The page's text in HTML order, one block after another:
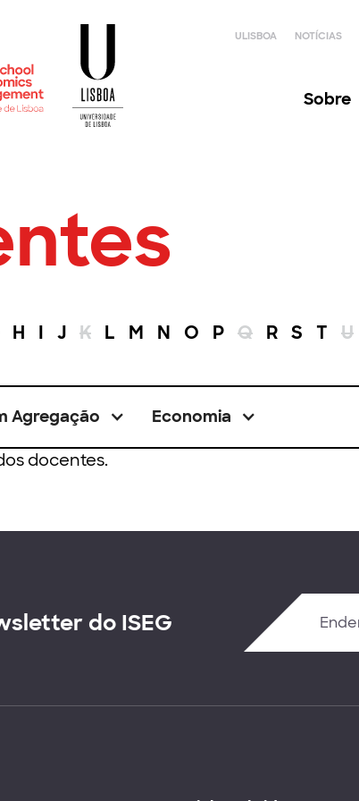
ULISBOA NOTÍCIAS
Sobre
H I J K L M N O P Q R S T U
Agregação Economia
docentes.
do ISEG